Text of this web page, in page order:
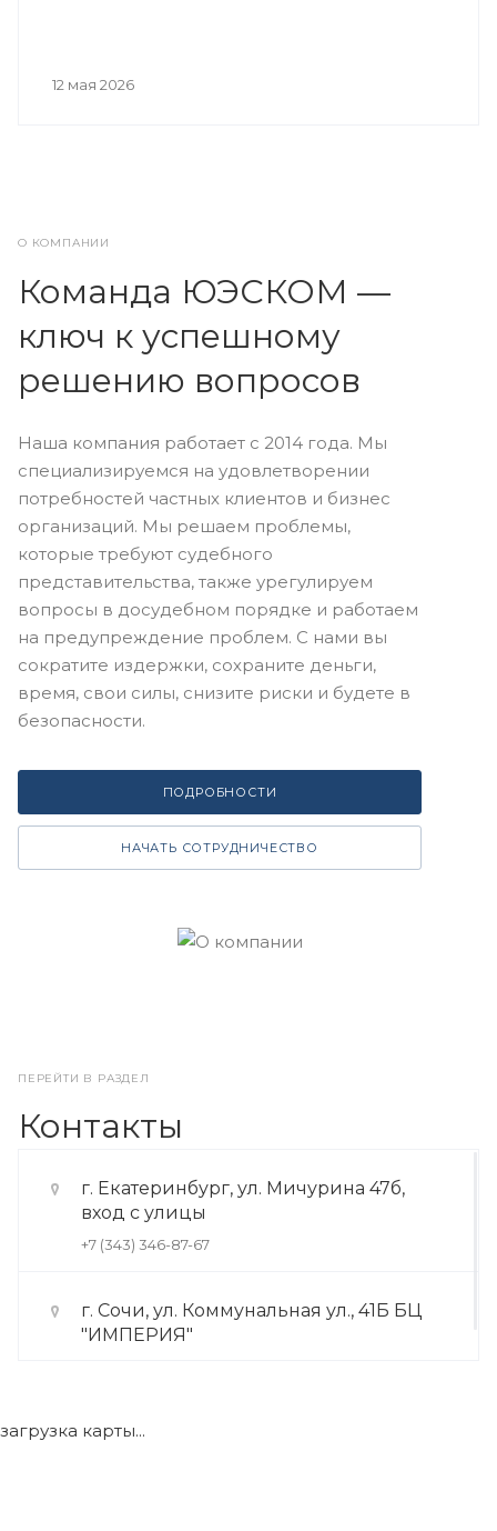
12 мая 2026
О КОМПАНИИ
Команда ЮЭСКОМ —
ключ к успешному
решению вопросов
Наша компания работает с 2014 года. Мы
специализируемся на удовлетворении
потребностей частных клиентов и бизнес
организаций. Мы решаем проблемы,
которые требуют судебного
представительства, также урегулируем
вопросы в досудебном порядке и работаем
на предупреждение проблем. С нами вы
сократите издержки, сохраните деньги,
время, свои силы, снизите риски и будете в
безопасности.
ПОДРОБНОСТИ
НАЧАТЬ СОТРУДНИЧЕСТВО
ПЕРЕЙТИ В РАЗДЕЛ
Контакты
г. Екатеринбург, ул. Мичурина 47б,
вход с улицы
+7 (343) 346-87-67
г. Сочи, ул. Коммунальная ул., 41Б БЦ
"ИМПЕРИЯ"
загрузка карты...